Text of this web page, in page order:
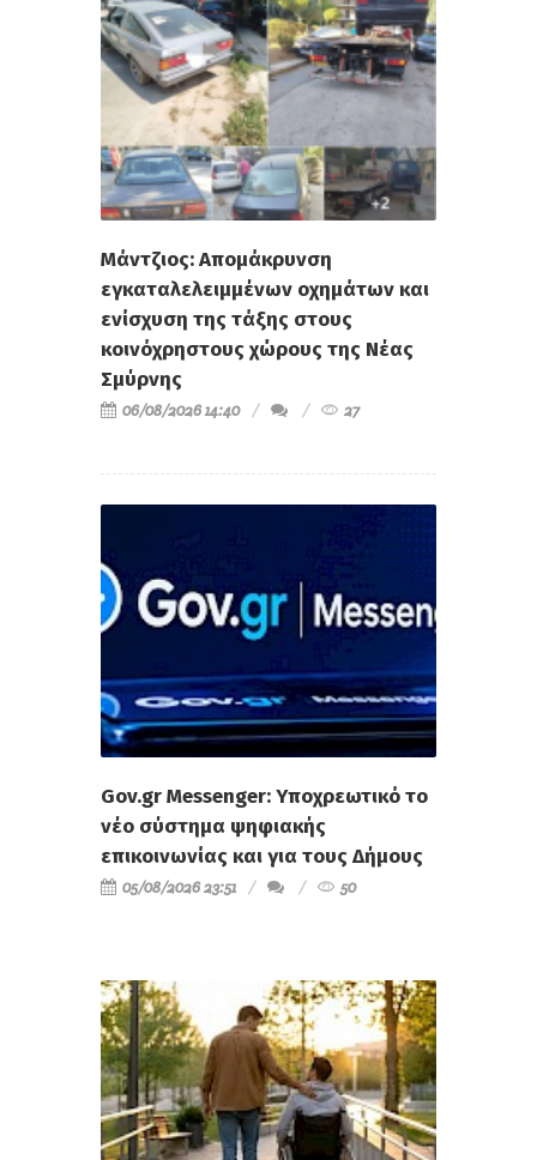
Μάντζιος: Απομάκρυνση
εγκαταλελειμμένων οχημάτων και
ενίσχυση της τάξης στους
κοινόχρηστους χώρους της Νέας
Σμύρνης
06/08/2026 14:40 27
Gov.gr Messenger: Υποχρεωτικό το
νέο σύστημα ψηφιακής
επικοινωνίας και για τους Δήμους
05/08/2026 23:51 50